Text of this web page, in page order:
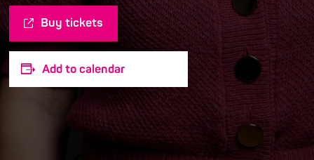
Buy tickets
Add to calendar